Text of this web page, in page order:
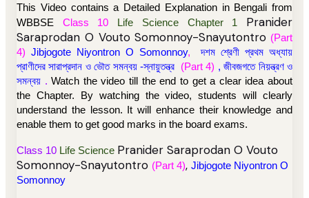
This Video contains a Detailed Explanation in Bengali from
WBBSE Class 10 Life Science Chapter 1
Pranider
Saraprodan O Vouto Somonnoy-Snayutontro (Part
4) Jibjogote Niyontron O Somonnoy,
দশম শ্রেণী প্রথম অধ্যায়
প্রাণীদের সারাপ্রদান ও ভৌত সমন্বয় -স্নায়ুতন্ত্র (Part 4) , জীবজগতে নিয়ন্ত্রণ ও
সমন্বয় . Watch the video till the end to get a clear idea about
the Chapter. Bywatching the video, students will clearly
understand the lesson. It will enhance their knowledge and
enable them to get good marks in the board exams.
Class 10 Life Science Pranider Saraprodan O Vouto
Somonnoy-Snayutontro (Part 4), Jibjogote Niyontron O
Somonnoy